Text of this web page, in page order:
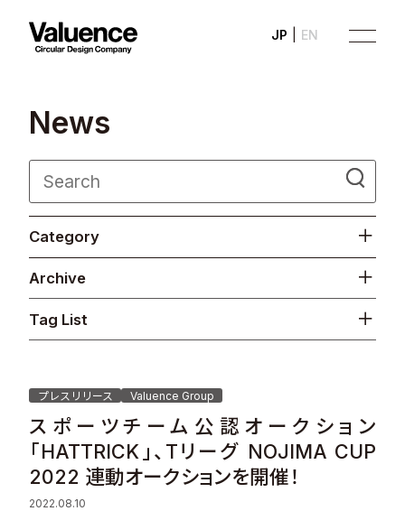
EN
JP
Company
Philosophy
Business
Investor Relations
Sustainability
Recruit
News
Category
Archive
Tag List
プレスリリース Valuence Group
スポーツチーム公認オークション
「HATTRICK」、Tリーグ NOJIMA CUP
2022 連動オークションを開催！
2022.08.10